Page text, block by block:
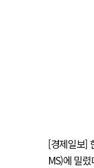
[경제일보]
MS)에 밀